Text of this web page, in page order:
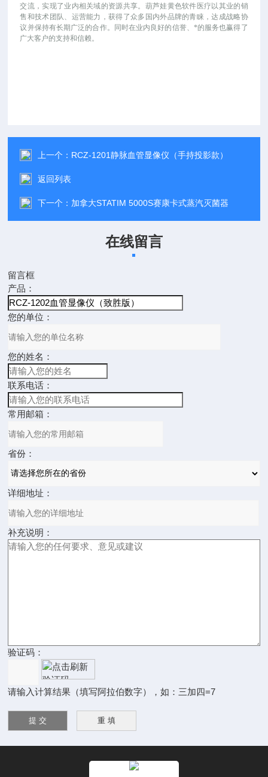
交流，实现了业内相关域的资源共享。葫芦娃黄色软件医疗以其业的销
售和技术团队、运营能力，获得了众多国内外品牌的青睐，达成战略协
议并保持有长期广泛的合作。同时在业内良好的信誉、*的服务也赢得了
广大客户的支持和信赖。
上一个： RCZ-1201静脉血管显像仪（手持投影款）
返回列表
下一个： 加拿大STATIM 5000S赛康卡式蒸汽灭菌器
在线留言
留言框
产品：
您的单位：
您的姓名：
联系电话：
常用邮箱：
省份：
详细地址：
补充说明：
验证码：
请输入计算结果（填写阿拉伯数字），如：三加四=7